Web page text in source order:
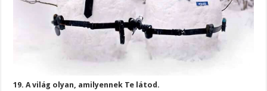
19. A világ olyan, amilyennek Te látod.